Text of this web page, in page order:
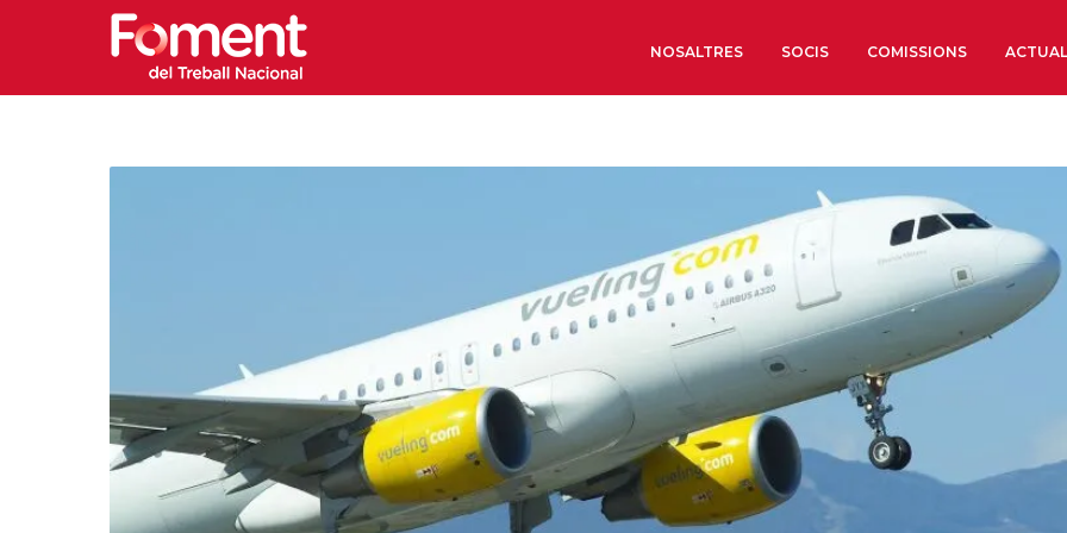
NOSALTRES
Òrgans de Govern
Òrgans Consultius
Estructura Executiva
Institut d’Estudis
Societat Barcelonesa
Econòmics i Socials
Organitzacions
Organitzacions
SOCIS COMISSIONS